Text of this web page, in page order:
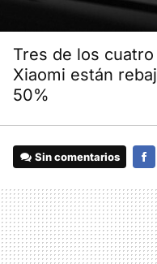
Tres de los
Xiaomi están
50%
Sin comentarios